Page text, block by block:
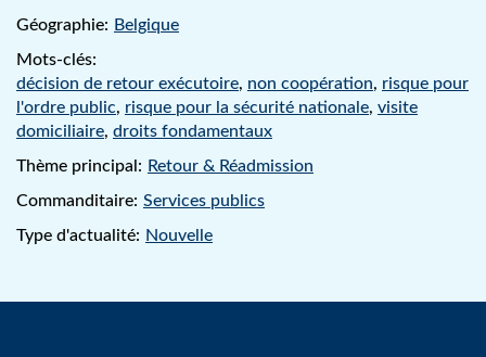
Géographie: Belgique
Mots-clés:
décision de retour exécutoire, non coopération, risque pour
l'ordre public, risque pour la sécurité nationale, visite
domiciliaire, droits fondamentaux
Thème principal: Retour & Réadmission
Commanditaire: Services publics
Type d'actualité: Nouvelle